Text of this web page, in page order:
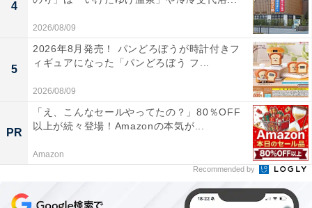
4
2026/08/09
5
2026年8月発売！ パンどろぼうが時計付きフ
ィギュアになった「パンどろぼう フ...
2026/08/09
PR
「え、こんなセールやってたの？」80％OFF
以上が続々登場！Amazonの本気が...
Amazon
Recommended by